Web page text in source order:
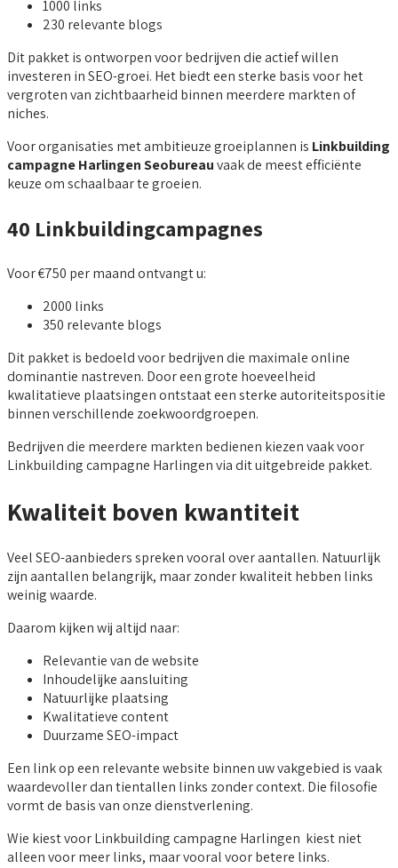
1000 links
230 relevante blogs
Dit pakket is ontworpen voor bedrijven die actief willen
investeren in SEO-groei. Het biedt een sterke basis voor het
vergroten van zichtbaarheid binnen meerdere markten of
niches.
Voor organisaties met ambitieuze groeiplannen is Linkbuilding
campagne Harlingen Seobureauvaak de meest efficiënte
keuze om schaalbaar te groeien.
40 Linkbuildingcampagnes
Voor €750 per maand ontvangt u:
2000 links
350 relevante blogs
Dit pakket is bedoeld voor bedrijven die maximale online
dominantie nastreven. Door een grote hoeveelheid
kwalitatieve plaatsingen ontstaat een sterke autoriteitspositie
binnen verschillende zoekwoordgroepen.
Bedrijven die meerdere markten bedienen kiezen vaak voor
Linkbuilding campagne Harlingen via dit uitgebreide pakket.
Kwaliteit boven kwantiteit
Veel SEO-aanbieders spreken vooral over aantallen. Natuurlijk
zijn aantallen belangrijk, maar zonder kwaliteit hebben links
weinig waarde.
Daarom kijken wij altijd naar:
Relevantie van de website
Inhoudelijke aansluiting
Natuurlijke plaatsing
Kwalitatieve content
Duurzame SEO-impact
Een link op een relevante website binnen uw vakgebied is vaak
waardevoller dan tientallen links zonder context. Die filosofie
vormt de basis van onze dienstverlening.
Wie kiest voor Linkbuilding campagne Harlingen kiest niet
alleen voor meer links, maar vooral voor betere links.